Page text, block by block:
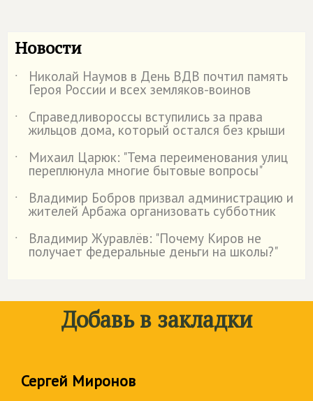
Новости
˙ Николай Наумов в День ВДВ почтил память
Героя России и всех земляков-воинов
˙
Справедливороссы вступились за права
жильцов дома, который остался без крыши
˙
Михаил Царюк: "Тема переименования улиц
переплюнула многие бытовые вопросы"
˙
Владимир Бобров призвал администрацию и
жителей Арбажа организовать субботник
˙
Владимир Журавлёв: "Почему Киров не
получает федеральные деньги на школы?"
Добавь в закладки
Сергей Миронов